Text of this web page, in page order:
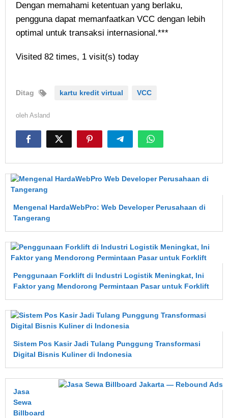
Dengan memahami ketentuan yang berlaku,
pengguna dapat memanfaatkan VCC dengan lebih
optimal untuk transaksi internasional.***
Visited 82 times, 1 visit(s) today
Ditag kartu kredit virtual VCC
oleh Asland
Mengenal HardaWebPro: Web Developer Perusahaan di
Tangerang
Penggunaan Forklift di Industri Logistik Meningkat, Ini
Faktor yang Mendorong Permintaan Pasar untuk Forklift
Sistem Pos Kasir Jadi Tulang Punggung Transformasi
Digital Bisnis Kuliner di Indonesia
Jasa
Sewa
Billboard